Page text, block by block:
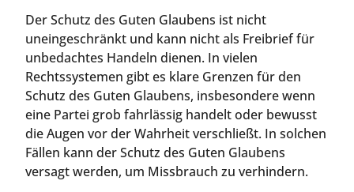
Der Schutz des Guten Glaubens ist nicht
uneingeschränkt und kann nicht als Freibrief für
unbedachtes Handeln dienen. In vielen
Rechtssystemen gibt es klare Grenzen für den
Schutz des Guten Glaubens, insbesondere wenn
eine Partei grob fahrlässig handelt oder bewusst
die Augen vor der Wahrheit verschließt. In solchen
Fällen kann der Schutz des Guten Glaubens
versagt werden, um Missbrauch zu verhindern.